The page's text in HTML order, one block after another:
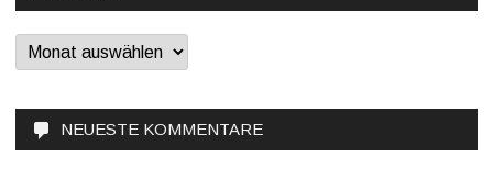
Archiv
NEUESTE KOMMENTARE